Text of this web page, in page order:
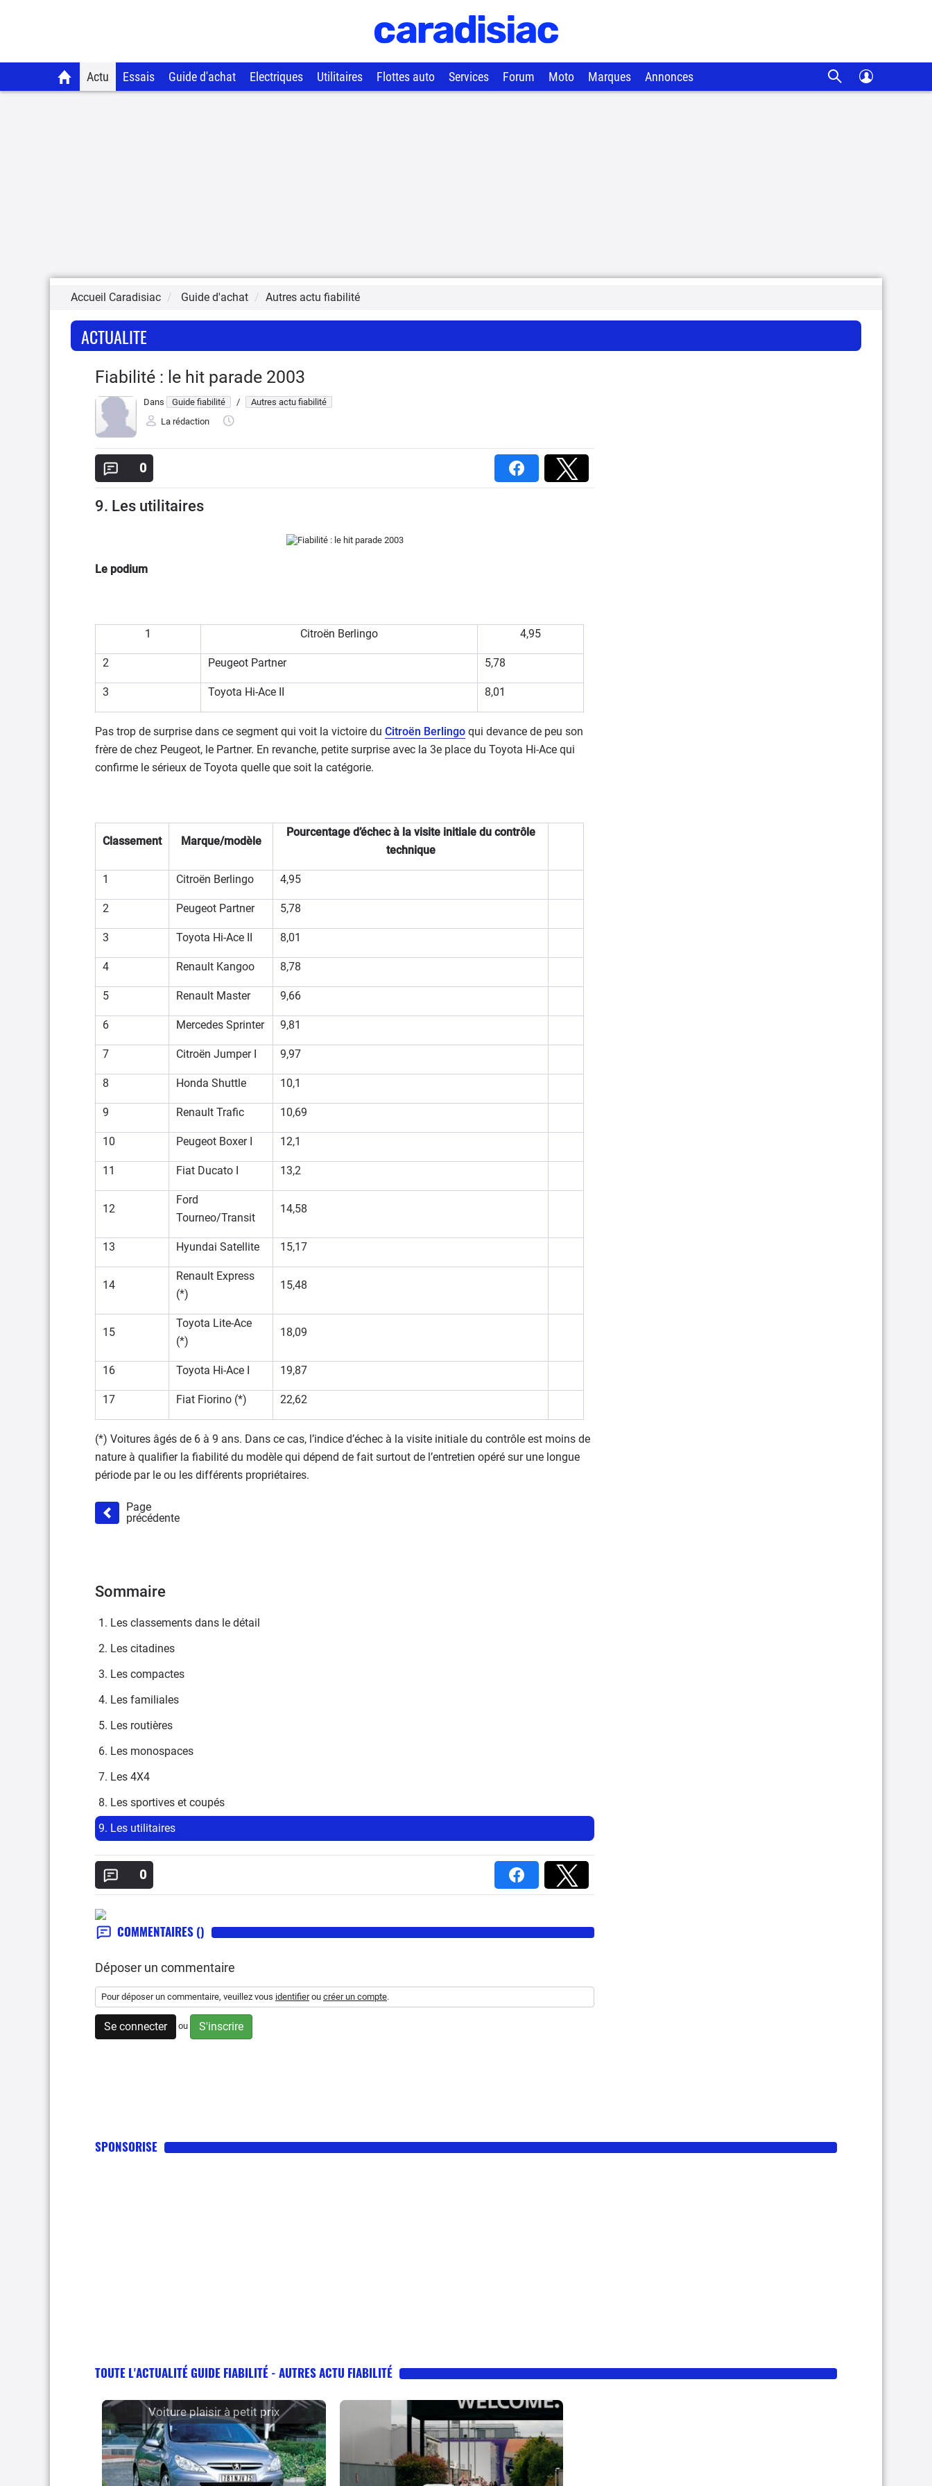
Actu Essais Guide d'achat Electriques Utilitaires Flottes auto Services Forum Moto Marques Annonces
Accueil Caradisiac Guide d'achat Autres actu fiabilité
ACTUALITE
Fiabilité : le hit parade 2003
Dans Guide fiabilité /
Autres actu fiabilité
La rédaction
0
9. Les utilitaires
Le podium
1 Citroën Berlingo 4,95
2 Peugeot Partner 5,78
3 Toyota Hi-Ace II 8,01
Pas trop de surprise dans ce segment qui voit la victoire du Citroën Berlingo qui devance de peu son
frère de chez Peugeot, le Partner. En revanche, petite surprise avec la 3e place du Toyota Hi-Ace qui
confirme le sérieux de Toyota quelle que soit la catégorie.
Classement Marque/modèle
Pourcentage d’échec à la visite initiale du contrôle
technique
1 Citroën Berlingo 4,95
2 Peugeot Partner 5,78
3 Toyota Hi-Ace II 8,01
4 Renault Kangoo 8,78
5 Renault Master 9,66
6 Mercedes Sprinter 9,81
7 Citroën Jumper I 9,97
8 Honda Shuttle 10,1
9 Renault Trafic 10,69
10 Peugeot Boxer I 12,1
11 Fiat Ducato I 13,2
12
Ford
Tourneo/Transit
14,58
13 Hyundai Satellite 15,17
14
Renault Express
(*)
15,48
15
Toyota Lite-Ace
(*)
18,09
16 Toyota Hi-Ace I 19,87
17 Fiat Fiorino (*) 22,62
(*) Voitures âgés de 6 à 9 ans. Dans ce cas, l’indice d’échec à la visite initiale du contrôle est moins de
nature à qualifier la fiabilité du modèle qui dépend de fait surtout de l’entretien opéré sur une longue
période par le ou les différents propriétaires.
Page
précédente
Sommaire
1. Les classements dans le détail
2. Les citadines
3. Les compactes
4. Les familiales
5. Les routières
6. Les monospaces
7. Les 4X4
8. Les sportives et coupés
9. Les utilitaires
0
COMMENTAIRES ()
Déposer un commentaire
Pour déposer un commentaire, veuillez vous identifierou créer un compte.
Se connecter ou S'inscrire
SPONSORISE
TOUTE L'ACTUALITÉ GUIDE FIABILITÉ - AUTRES ACTU FIABILITÉ
Voiture plaisir à petit prix